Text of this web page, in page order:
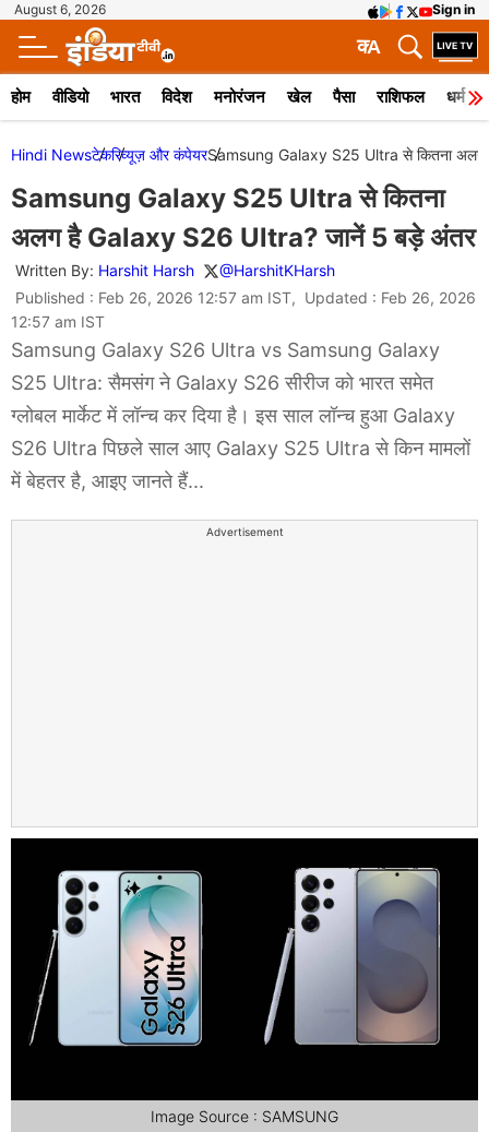
August 6, 2026 Sign in
A
क
होम वीडियो भारत विदेश मनोरंजन खेल पैसा राशिफल धर्म
Hindi Newsटेकरिव्यूज़ और कंपेयरSamsung Galaxy S25 Ultra से कितना
Samsung Galaxy S25 Ultra से कितना
अलग है Galaxy S26 Ultra? जानें 5 बड़े अंतर
Written By: Harshit Harsh
@HarshitKHarsh
Published : Feb 26, 2026 12:57 am IST, Updated : Feb 26, 2026
12:57 am IST
Samsung Galaxy S26 Ultra vs Samsung Galaxy
S25 Ultra: सैमसंग ने Galaxy S26 सीरीज को भारत समेत
ग्लोबल मार्केट में लॉन्च कर दिया है। इस साल लॉन्च हुआ Galaxy
S26 Ultra पिछले साल आए Galaxy S25 Ultra से किन मामलों
में बेहतर है, आइए जानते हैं...
Advertisement
Image Source : SAMSUNG